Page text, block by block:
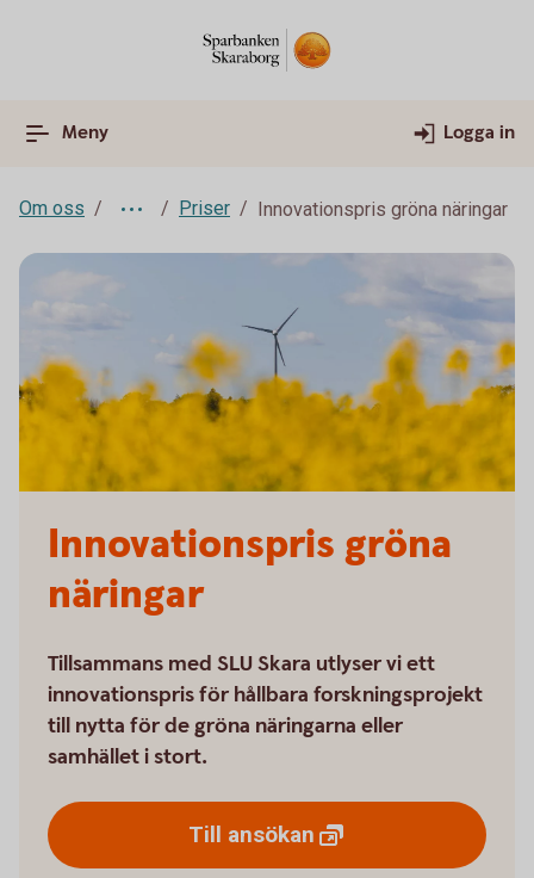
Meny Logga in
Om oss Priser Innovationspris gröna näringar
Innovationspris gröna
näringar
Tillsammans med SLU Skara utlyser vi ett
innovationspris för hållbara forskningsprojekt
till nytta för de gröna näringarna eller
samhället i stort.
Till ansökan